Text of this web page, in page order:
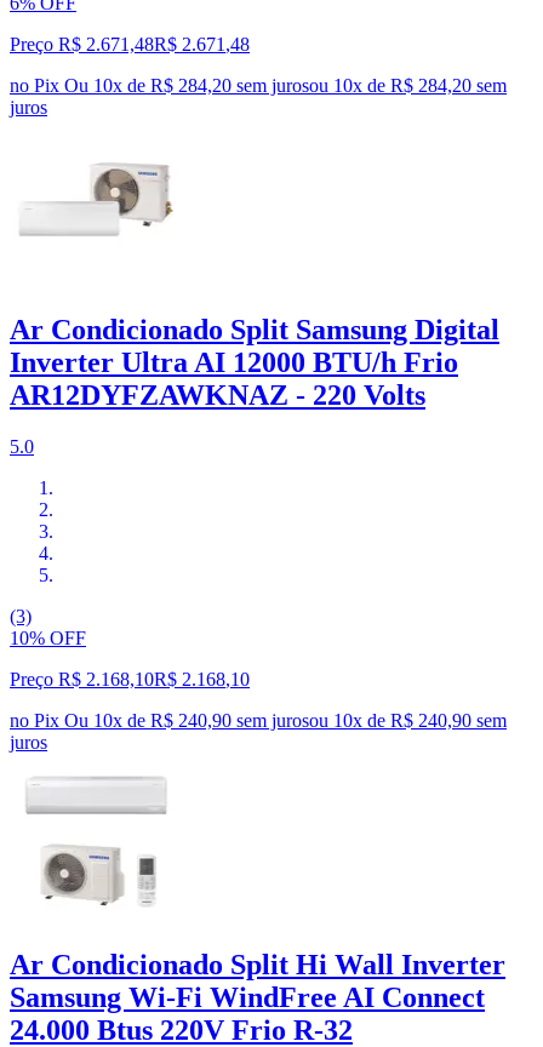
Preço R$ 2.671,48R$ 2.671 ,48
no Pix Ou 10x de R$ 284,20 sem jurosou 10x de R$ 284,20 sem
juros
Ar Condicionado Split Samsung Digital
Inverter Ultra AI 12000 BTU/h Frio
AR12DYFZAWKNAZ - 220 Volts
5.0
(3)
10% OFF
Preço R$ 2.168,10R$ 2.168,10
no Pix Ou 10x de R$ 240,90 sem jurosou 10x de R$ 240,90 sem
juros
Ar Condicionado Split Hi Wall Inverter
Samsung Wi-Fi WindFree AI Connect
24.000 Btus 220V Frio R-32